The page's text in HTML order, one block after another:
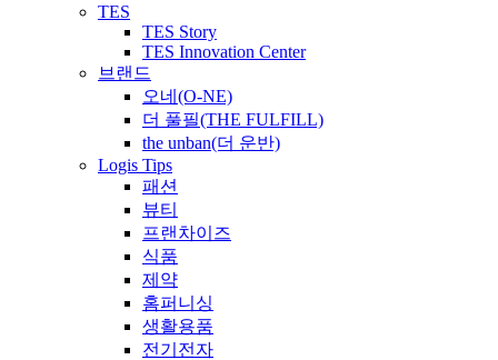
TES
TES Story
TES Innovation Center
브랜드
오네(O-NE)
더 풀필(THE FULFILL)
the unban(더 운반)
Logis Tips
패션
뷰티
프랜차이즈
식품
제약
홈퍼니싱
생활용품
전기전자